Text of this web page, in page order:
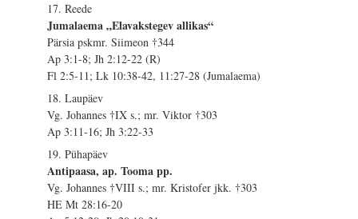
17. Reede
Jumalaema „Elavakstegev allikas“
Pärsia pskmr. Siimeon †344
Ap 3:1-8; Jh 2:12-22 (R)
Fl 2:5-11; Lk 10:38-42, 11:27-28 (Jumalaema)
18. Laupäev
Vg. Johannes †IX s.; mr. Viktor †303
Ap 3:11-16; Jh 3:22-33
19. Pühapäev
Antipaasa, ap. Tooma pp.
Vg. Johannes †VIII s.; mr. Kristofer jkk. †303
HE Mt 28:16-20